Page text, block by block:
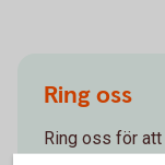
Ring oss
Ring oss för